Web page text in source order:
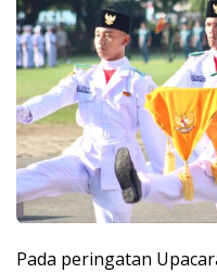
Pada peringatan